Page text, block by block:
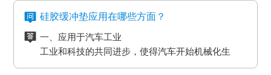
电积累产生髙压放电，其严重后果将是毁灭性的，
因此防静电离型膜也很重要。
力稳定。
要求。
高分子材料在耐温性的同时还要考虑到耐化学试剂
重。
尽管每个品牌的离型膜在价格上都会有一些差
所以要想得到物美价廉的离型膜，就要对多个品
牌的产品进行比较，在材质、工艺、质量等方面
都相同的情况下选择性价比最高的离型膜。
三、看使用情况
购买离型膜的目的是为了发挥其性能，满足使用
需求。质量再好的离型膜若使用在不正确的地
硅胶缓冲垫应用在哪些方面？
一、应用于汽车工业
工业和科技的共同进步，使得汽车开始机械化生
产。在汽车工厂当中，数条流水线之间分布着许许